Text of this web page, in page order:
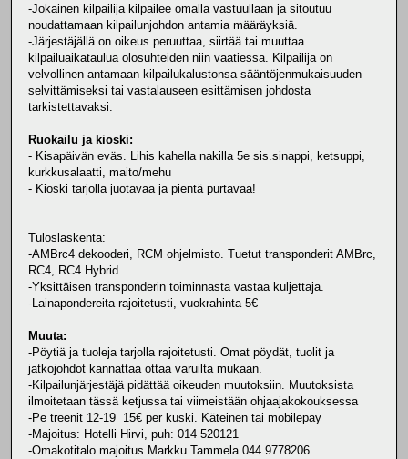
-Jokainen kilpailija kilpailee omalla vastuullaan ja sitoutuu
noudattamaan kilpailunjohdon antamia määräyksiä.
-Järjestäjällä on oikeus peruuttaa, siirtää tai muuttaa
kilpailuaikataulua olosuhteiden niin vaatiessa. Kilpailija on
velvollinen antamaan kilpailukalustonsa sääntöjenmukaisuuden
selvittämiseksi tai vastalauseen esittämisen johdosta
tarkistettavaksi.
Ruokailu ja kioski:
- Kisapäivän eväs. Lihis kahella nakilla 5e sis.sinappi, ketsuppi,
kurkkusalaatti, maito/mehu
- Kioski tarjolla juotavaa ja pientä purtavaa!
Tuloslaskenta:
-AMBrc4 dekooderi, RCM ohjelmisto. Tuetut transponderit AMBrc,
RC4, RC4 Hybrid.
-Yksittäisen transponderin toiminnasta vastaa kuljettaja.
-Lainapondereita rajoitetusti, vuokrahinta 5€
Muuta:
-Pöytiä ja tuoleja tarjolla rajoitetusti. Omat pöydät, tuolit ja
jatkojohdot kannattaa ottaa varuilta mukaan.
-Kilpailunjärjestäjä pidättää oikeuden muutoksiin. Muutoksista
ilmoitetaan tässä ketjussa tai viimeistään ohjaajakokouksessa
-Pe treenit 12-19 15€ per kuski. Käteinen tai mobilepay
-Majoitus: Hotelli Hirvi, puh: 014 520121
-Omakotitalo majoitus Markku Tammela 044 9778206